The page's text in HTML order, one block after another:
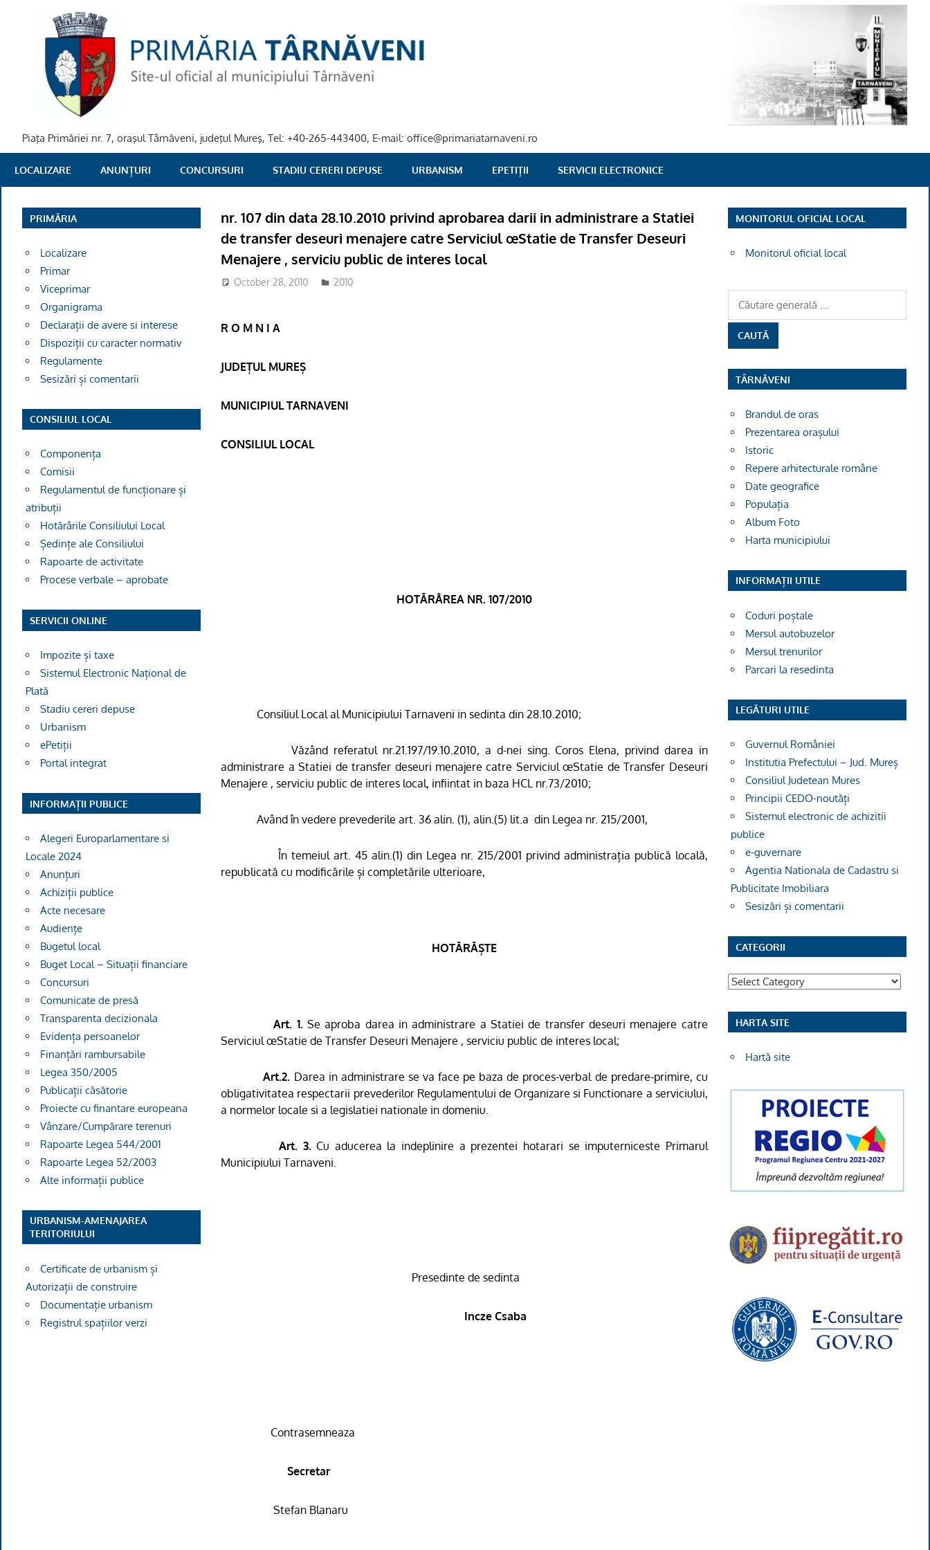
PRIMARIA
TARNAVENI
Piaţa Primăriei nr. 7, oraşul Târnăveni, judeţul Mureş, Tel: +40-265-443400, E-mail: office@primariatarnaveni.ro
LOCALIZARE ANUNȚURI CONCURSURI STADIU CERERI DEPUSE URBANISM EPETIȚII SERVICII ELECTRONICE
nr. 107 din data 28.10.2010 privind aprobarea darii in administrare a Statiei
de transfer deseuri menajere catre Serviciul œStatie de Transfer Deseuri
Menajere , serviciu public de interes local
October 28, 2010 2010
R O M N I A
JUDEȚUL MUREȘ
MUNICIPIUL TARNAVENI
CONSILIUL LOCAL
HOTĂRÂREA NR. 107/2010
Consiliul Local al Municipiului Tarnaveni in sedinta din 28.10.2010;
Văzând referatul nr.21.197/19.10.2010, a d-nei sing. Coros Elena, privind darea in
administrare a Statiei de transfer deseuri menajere catre Serviciul œStatie de Transfer Deseuri
Menajere , serviciu public de interes local, infiintat in baza HCL nr.73/2010;
Având în vedere prevederile art. 36 alin. (1), alin.(5) lit.a din Legea nr. 215/2001,
În temeiul art. 45 alin.(1) din Legea nr. 215/2001 privind administrația publică locală,
republicată cu modificările și completările ulterioare,
HOTĂRĂȘTE
Art. 1. Se aproba darea in administrare a Statiei de transfer deseuri menajere catre
Serviciul œStatie de Transfer Deseuri Menajere , serviciu public de interes local;
Art.2. Darea in administrare se va face pe baza de proces-verbal de predare-primire, cu
obligativitatea respectarii prevederilor Regulamentului de Organizare si Functionare a serviciului,
a normelor locale si a legislatiei nationale in domeniu.
Art. 3. Cu aducerea la indeplinire a prezentei hotarari se imputerniceste Primarul
Municipiului Tarnaveni.
Presedinte de sedinta
Incze Csaba
Contrasemneaza
Secretar
Stefan Blanaru
PRIMĂRIA
Localizare
Primar
Viceprimar
Organigrama
Declarații de avere si interese
Dispoziții cu caracter normativ
Regulamente
Sesizări și comentarii
CONSILIUL LOCAL
Componența
Comisii
Regulamentul de funcționare și
atribuții
Hotărârile Consiliului Local
Ședințe ale Consiliului
Rapoarte de activitate
Procese verbale – aprobate
SERVICII ONLINE
Impozite și taxe
Sistemul Electronic Național de
Plată
Stadiu cereri depuse
Urbanism
ePetiții
Portal integrat
INFORMAȚII PUBLICE
Alegeri Europarlamentare si
Locale 2024
Anunțuri
Achiziții publice
Acte necesare
Audiențe
Bugetul local
Buget Local – Situații financiare
Concursuri
Comunicate de presă
Transparenta decizionala
Evidența persoanelor
Finanțări rambursabile
Legea 350/2005
Publicații căsătorie
Proiecte cu finantare europeana
Vânzare/Cumpărare terenuri
Rapoarte Legea 544/2001
Rapoarte Legea 52/2003
Alte informații publice
URBANISM-AMENAJAREA
TERITORIULUI
Certificate de urbanism și
Autorizații de construire
Documentație urbanism
Registrul spațiilor verzi
MONITORUL OFICIAL LOCAL
Monitorul oficial local
TÂRNĂVENI
Brandul de oras
Prezentarea orașului
Istoric
Repere arhitecturale române
Date geografice
Populația
Album Foto
Harta municipiului
INFORMAȚII UTILE
Coduri poștale
Mersul autobuzelor
Mersul trenurilor
Parcari la resedinta
LEGĂTURI UTILE
Guvernul României
Institutia Prefectului – Jud. Mureș
Consiliul Judetean Mures
Principii CEDO-noutăți
Sistemul electronic de achizitii
publice
e-guvernare
Agentia Nationala de Cadastru si
Publicitate Imobiliara
Sesizări și comentarii
CATEGORII
Categorii
HARTA SITE
Hartă site